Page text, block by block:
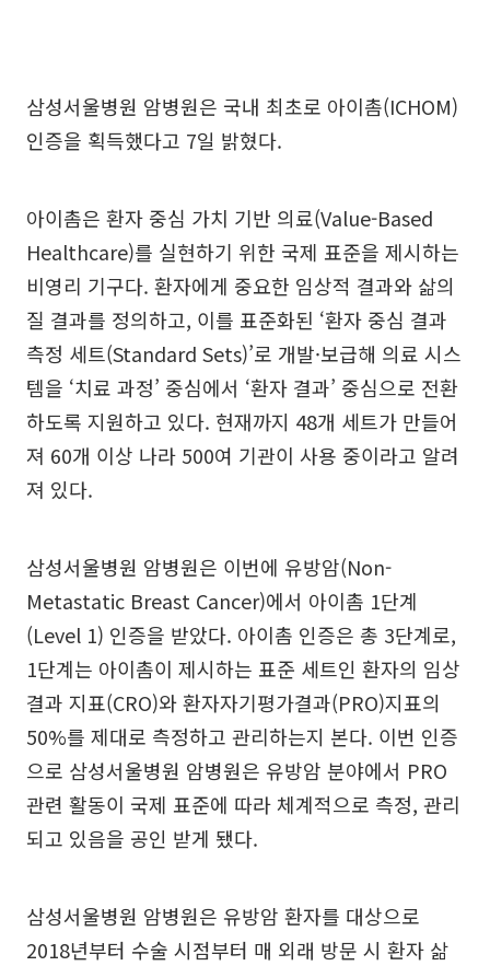
삼성서울병원 암병원은 국내 최초로 아이촘(ICHOM)
인증을 획득했다고 7일 밝혔다.
아이촘은 환자 중심 가치 기반 의료(Value-Based
Healthcare)를 실현하기 위한 국제 표준을 제시하는
비영리 기구다. 환자에게 중요한 임상적 결과와 삶의
질 결과를 정의하고, 이를 표준화된 ‘환자 중심 결과
측정 세트(Standard Sets)’로 개발·보급해 의료 시스
템을 ‘치료 과정’ 중심에서 ‘환자 결과’ 중심으로 전환
하도록 지원하고 있다. 현재까지 48개 세트가 만들어
져 60개 이상 나라 500여 기관이 사용 중이라고 알려
져 있다.
삼성서울병원 암병원은 이번에 유방암(Non-
Metastatic Breast Cancer)에서 아이촘 1단계
(Level 1) 인증을 받았다. 아이촘 인증은 총 3단계로,
1단계는 아이촘이 제시하는 표준 세트인 환자의 임상
결과 지표(CRO)와 환자자기평가결과(PRO)지표의
50%를 제대로 측정하고 관리하는지 본다. 이번 인증
으로 삼성서울병원 암병원은 유방암 분야에서 PRO
관련 활동이 국제 표준에 따라 체계적으로 측정, 관리
되고 있음을 공인 받게 됐다.
삼성서울병원 암병원은 유방암 환자를 대상으로
2018년부터 수술 시점부터 매 외래 방문 시 환자 삶